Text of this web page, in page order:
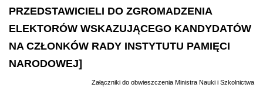
PRZEDSTAWICIELI DO ZGROMADZENIA
ELEKTORÓW WSKAZUJĄCEGO KANDYDATÓW
NA CZŁONKÓW RADY INSTYTUTU PAMIĘCI
NARODOWEJ]
Załączniki do obwieszczenia Ministra Nauki i Szkolnictwa